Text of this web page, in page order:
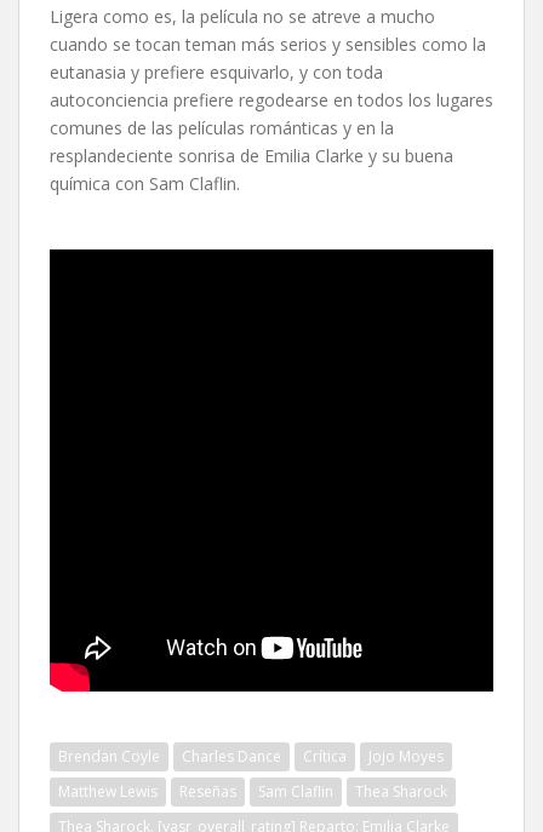
Ligera como es, la película no se atreve a mucho
cuando se tocan teman más serios y sensibles como la
eutanasia y prefiere esquivarlo, y con toda
autoconciencia prefiere regodearse en todos los lugares
comunes de las películas románticas y en la
resplandeciente sonrisa de Emilia Clarke y su buena
química con Sam Claflin.
Brendan Coyle Charles Dance Crítica
Jojo Moyes
Matthew Lewis
Reseñas Sam Claflin
Thea Sharock
Thea Sharock. [yasr_overall_rating] Reparto: Emilia Clarke